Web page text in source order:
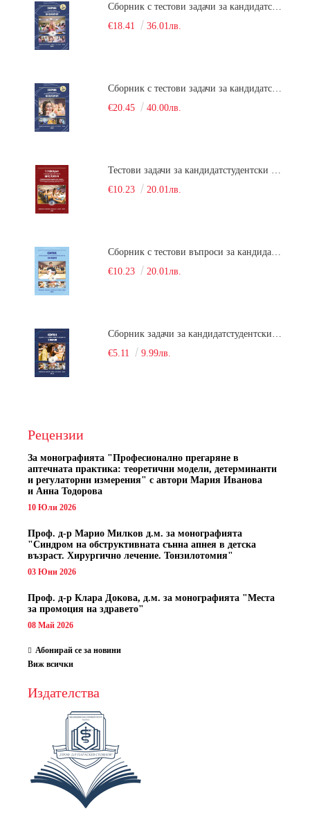
Сборник с тестови задачи за кандидатстудентски изпит по биология върху учебния материал за задължителна и профилирана подготовка, изучаван в средния курс на обучение. Част 1
€18.41
36.01лв.
Сборник с тестови задачи за кандидатстудентски изпит по биология върху учебния материал за задължителна и профилирана подготовка, изучаван в средния курс на обучение. Част 2
€20.45
40.00лв.
Тестови задачи за кандидатстудентски изпит по биология. Сборник
€10.23
20.01лв.
Сборник с тестови въпроси за кандидатстудентски изпит по химия. 2022
€10.23
20.01лв.
Сборник задачи за кандидатстудентски изпит по химия
€5.11
9.99лв.
Рецензии
За монографията "Професионално прегаряне в
аптечната практика: теоретични модели, детерминанти
и регулаторни измерения" с автори Мария Иванова
и Анна Тодорова
10 Юли 2026
Проф. д-р Марио Милков д.м. за монографията
"Синдром на обструктивната сънна апнея в детска
възраст. Хирургично лечение. Тонзилотомия"
03 Юни 2026
Проф. д-р Клара Докова, д.м. за монографията "Места
за промоция на здравето"
08 Май 2026
Абонирай се за новини
Виж всички
Издателства